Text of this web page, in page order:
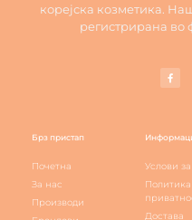
корејска козметика.
регистрирана во
Брз пристап
Почетна
За нас
Производи
Услови
Достава